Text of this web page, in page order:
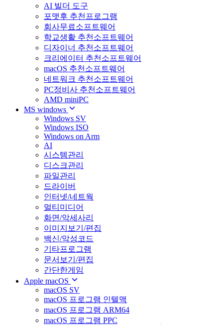
AI 빌더 도구
포맷후 추천프로그램
회사무료소프트웨어
학교생활 추천소프트웨어
디자이너 추천소프트웨어
크리에이터 추천소프트웨어
macOS 추천소프트웨어
네트워크 추천소프트웨어
PC정비사 추천소프트웨어
AMD miniPC
MS windows
Windows SV
Windows ISO
Windows on Arm
AI
시스템관리
디스크관리
파일관리
드라이버
인터넷/네트웍
멀티미디어
화면/악세사리
이미지보기/편집
백신/악성코드
기타프로그램
문서보기/편집
간단한게임
Apple macOS
macOS SV
macOS 프로그램 인텔맥
macOS 프로그램 ARM64
macOS 프로그램 PPC